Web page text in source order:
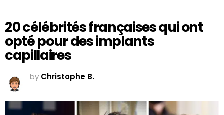
20 célébrités françaises qui ont
opté pour des implants
capillaires
by Christophe B.